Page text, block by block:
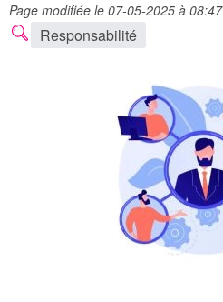
Page modifiée le 07-05-2025 à 08:47
Responsabilité